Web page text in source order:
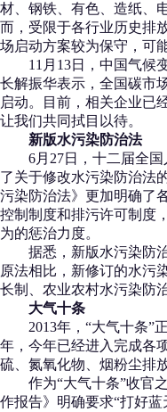
材、钢铁、有色、造纸、
而，受限于各行业历史排
场启动方案较为保守，可
11月13日，中国气候变
长解振华表示，全国碳市
启动。目前，相关企业已
让我们共同拭目以待。
新版水污染防治法
6月27日，十二届全国
了关于修改水污染防治法
污染防治法》更加明确了
控制制度和排污许可制度
为的惩治力度。
据悉，新版水污染防治
原法相比，新修订的水污
长制、农业农村水污染防
大气十条
2013年，“大气十条”正
年，今年已经进入完成各
硫、氮氧化物、烟粉尘排
作为“大气十条”收官之
作报告》明确要求“打好